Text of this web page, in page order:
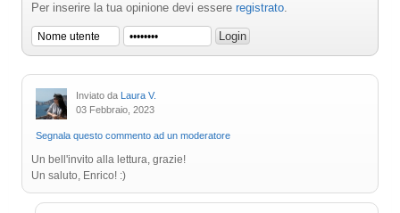
Per inserire la tua opinione devi essere registrato.
Inviato da
Laura V.
03 Febbraio, 2023
Segnala questo commento ad un moderatore
Un bell'invito alla lettura, grazie!
Un saluto, Enrico! :)